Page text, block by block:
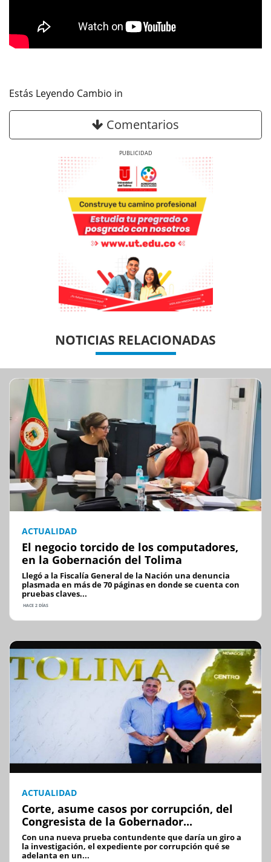
Estás Leyendo Cambio in
Comentarios
NOTICIAS RELACIONADAS
ACTUALIDAD
El negocio torcido de los computadores,
en la Gobernación del Tolima
Llegó a la Fiscalía General de la Nación una denuncia
plasmada en más de 70 páginas en donde se cuenta con
pruebas claves...
HACE 2 DÍAS
ACTUALIDAD
Corte, asume casos por corrupción, del
Congresista de la Gobernador...
Con una nueva prueba contundente que daría un giro a
la investigación, el expediente por corrupción qué se
adelanta en un...